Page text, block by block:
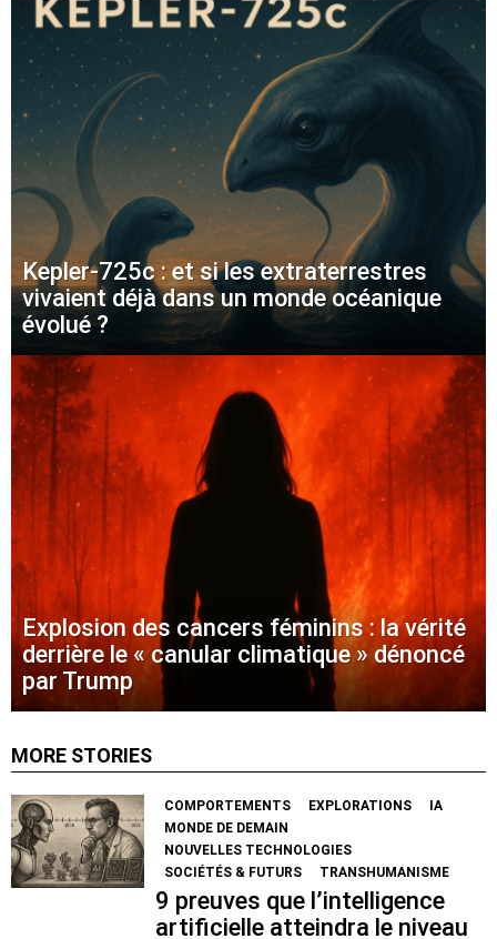
Kepler-725c : et si les extraterrestres
vivaient déjà dans un monde océanique
évolué ?
Explosion des cancers féminins : la vérité
derrière le « canular climatique » dénoncé
par Trump
MORE STORIES
COMPORTEMENTS EXPLORATIONS
IA
MONDE DE DEMAIN
NOUVELLES TECHNOLOGIES
SOCIÉTÉS & FUTURS
TRANSHUMANISME
9 preuves que l’intelligence
artificielle atteindra le niveau